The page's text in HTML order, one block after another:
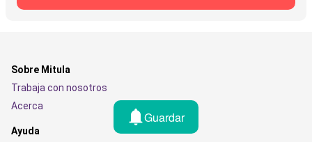
Guardar
Sobre Mitula
Trabaja con nosotros
Acerca
Ayuda